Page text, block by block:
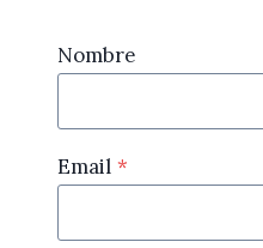
Nombre
Email *